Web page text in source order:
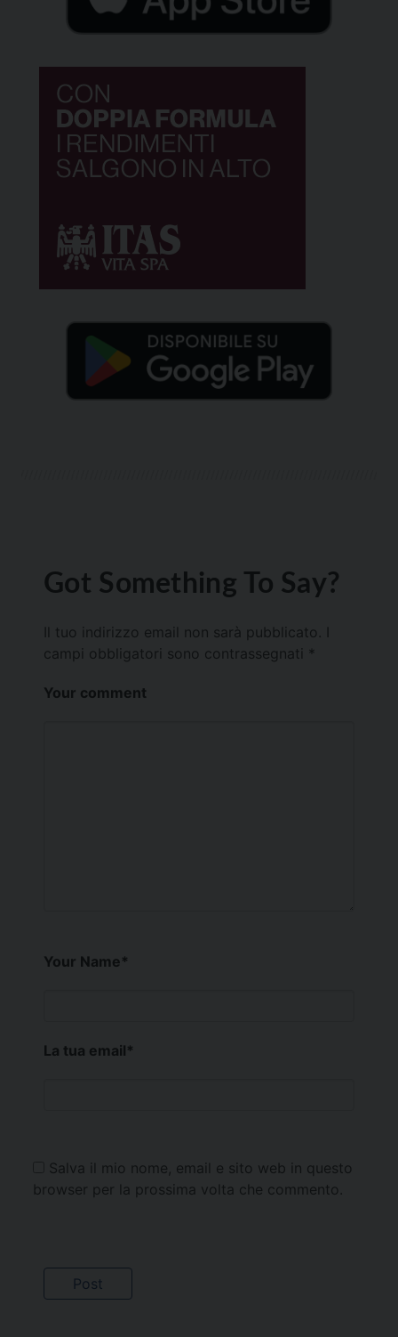
Got Something To Say?
Il tuo indirizzo email non sarà pubblicato.
campi obbligatori sono contrassegnati *
Your comment
Your Name*
La tua email*
Salva il mio nome, email e sito web in questo
browser per la prossima volta che commento.